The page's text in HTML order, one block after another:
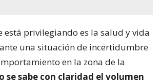
está privilegiando es la salud y vida
una situación de incertidumbre
en la zona de la
se sabe con claridad el volumen